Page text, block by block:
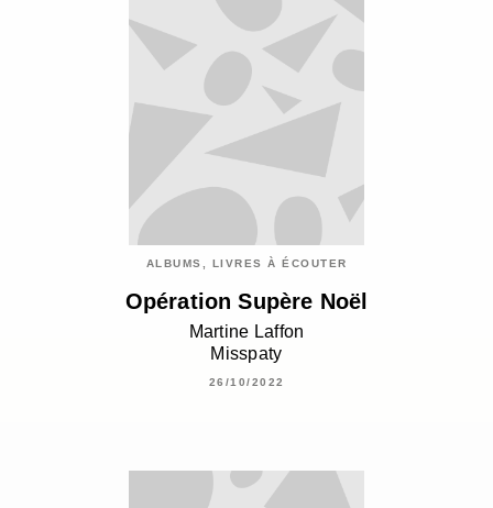
ALBUMS, LIVRES À ÉCOUTER
Opération Supère Noël
Martine Laffon
Misspaty
26/10/2022